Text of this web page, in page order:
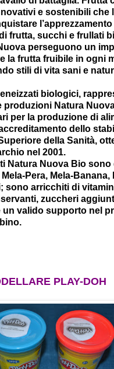
e sostenibili che
frutta, succhi e frullati
perseguono un
la frutta fruibile in ogni
stili di vita sani e
biologici,
produzioni Natura
per la produzione di
dello
della Sanità,
nel 2001.
Natura Nuova Bio
Pera, Mela-Banana,
sono arricchiti di
zuccheri
un valido supporto nel
PLAY-DOH